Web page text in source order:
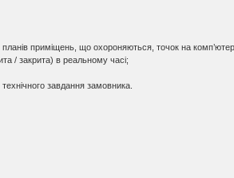
планів приміщень, що охороняються, точок на
/ закрита) в реальному часі;
завдання замовника.